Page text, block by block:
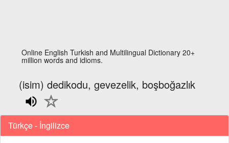
Online English Turkish and Multilingual Dictionary 20+
million words and idioms.
(isim) dedikodu, gevezelik, boşboğazlık
Türkçe - İngilizce